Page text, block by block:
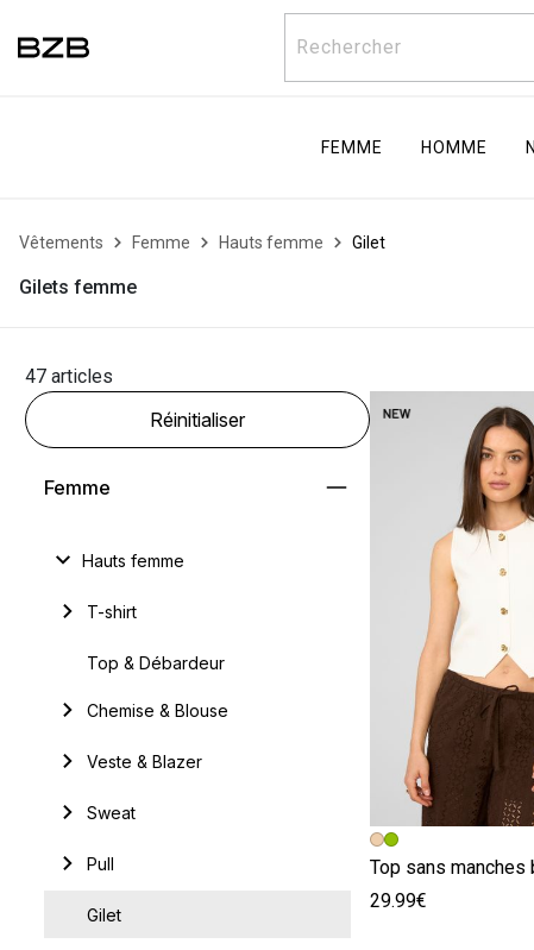
Rechercher
FEMME HOMME
Vêtements Femme Hauts femme Gilet
Gilets femme
47 articles
Réinitialiser
Femme
Hauts femme
T-shirt
Top & Débardeur
Chemise & Blouse
Veste & Blazer
Sweat
Pull
Gilet
Image précédente
Image suivante
Top sans manches
29.99€